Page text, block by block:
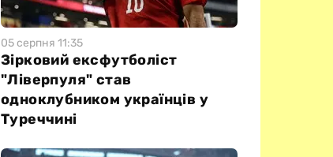
05 серпня 11:35
Зірковий ексфутболіст
"Ліверпуля" став
одноклубником українців у
Туреччині